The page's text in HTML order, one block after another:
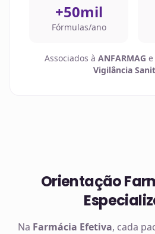
+50mil
Fórmulas/ano
Associados à ANFARMAG
Vigilância
Orientação
Na Farmácia Efetiva, cada